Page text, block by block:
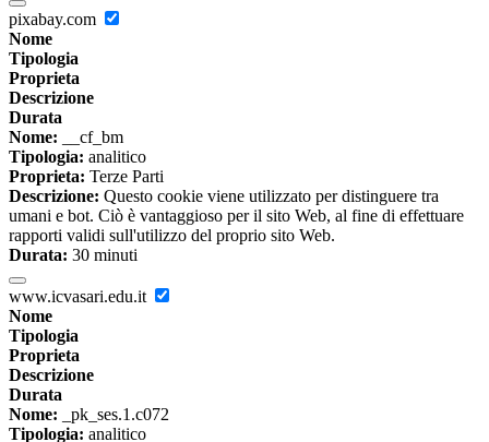
pixabay.com
Nome
Tipologia
Proprieta
Descrizione
Durata
Nome: __cf_bm
Tipologia: analitico
Proprieta: Terze Parti
Descrizione: Questo cookie viene utilizzato per distinguere tra
umani e bot. Ciò è vantaggioso per il sito Web, al fine di effettuare
rapporti validi sull'utilizzo del proprio sito Web.
Durata: 30 minuti
www.icvasari.edu.it
Nome
Tipologia
Proprieta
Descrizione
Durata
Nome: _pk_ses.1.c072
Tipologia: analitico